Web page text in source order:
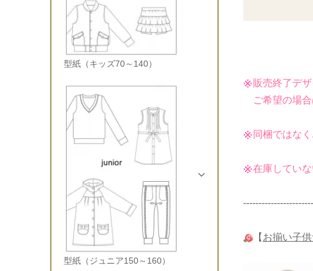
販売終了デ
ご希望の場合
同梱ではな
在庫してい
【 お揃い子
型紙（キッズ70～140）
型紙（ジュニア150～160）